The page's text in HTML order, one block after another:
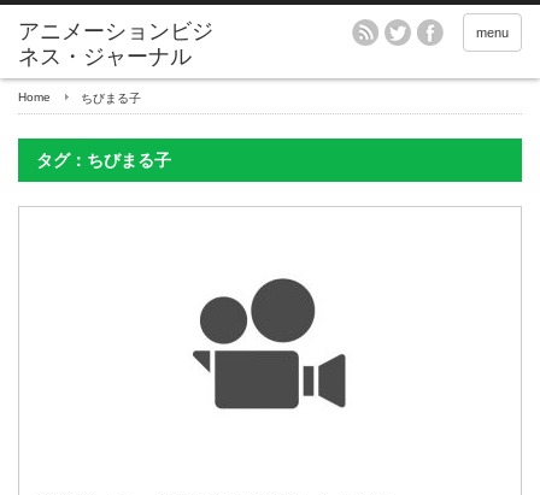
アニメーションビジ
ネス・ジャーナル
menu
Home ちびまる子
タグ：ちびまる子